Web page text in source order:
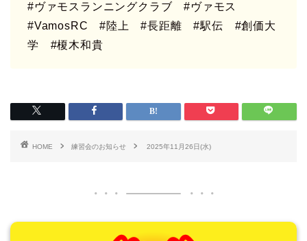
#ヴァモスランニングクラブ #ヴァモス
#VamosRC#陸上 #長距離 #駅伝 #創価大
学 #榎木和貴
HOME 練習会のお知らせ 2025年11月26日(水)